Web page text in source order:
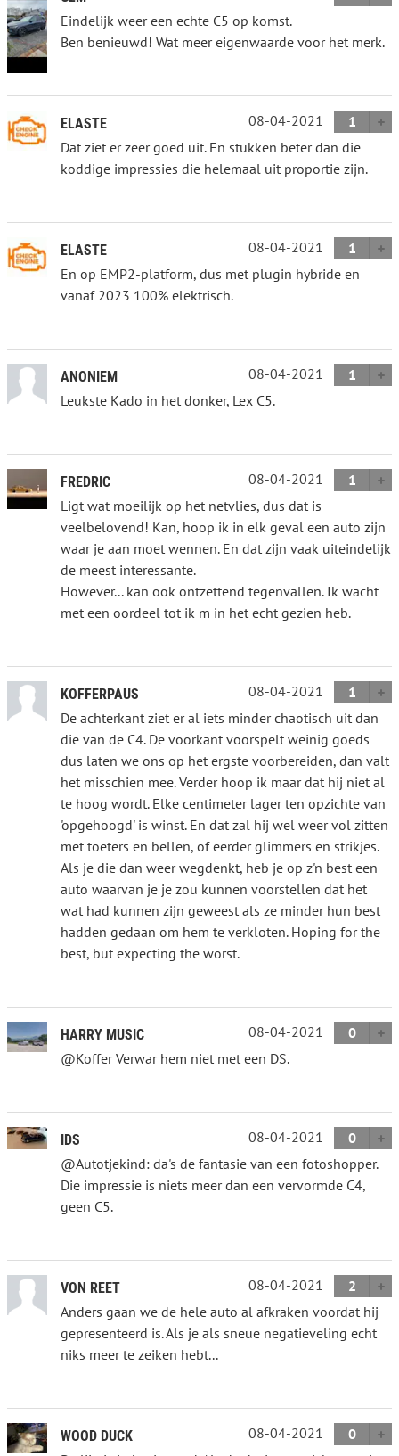
Eindelijk weer een echte C5 op komst.
Ben benieuwd! Wat meer eigenwaarde voor het merk.
ELASTE 08-04-2021
1
Dat ziet er zeer goed uit. En stukken beter dan die
koddige impressies die helemaal uit proportie zijn.
ELASTE 08-04-2021
1
En op EMP2-platform, dus met plugin hybride en
vanaf 2023 100% elektrisch.
ANONIEM 08-04-2021
1
Leukste Kado in het donker, Lex C5.
FREDRIC 08-04-2021
1
Ligt wat moeilijk op het netvlies, dus dat is
veelbelovend! Kan, hoop ik in elk geval een auto zijn
waar je aan moet wennen. En dat zijn vaak uiteindelijk
de meest interessante.
However... kan ook ontzettend tegenvallen. Ik wacht
met een oordeel tot ik m in het echt gezien heb.
KOFFERPAUS 08-04-2021
1
De achterkant ziet er al iets minder chaotisch uit dan
die van de C4. De voorkant voorspelt weinig goeds
dus laten we ons op het ergste voorbereiden, dan valt
het misschien mee. Verder hoop ik maar dat hij niet al
te hoog wordt. Elke centimeter lager ten opzichte van
'opgehoogd' is winst. En dat zal hij wel weer vol zitten
met toeters en bellen, of eerder glimmers en strikjes.
Als je die dan weer wegdenkt, heb je op z'n best een
auto waarvan je je zou kunnen voorstellen dat het
wat had kunnen zijn geweest als ze minder hun best
hadden gedaan om hem te verkloten. Hoping for the
best, but expecting the worst.
HARRY MUSIC 08-04-2021
0
@Koffer Verwar hem niet met een DS.
IDS 08-04-2021
0
@Autotjekind: da's de fantasie van een fotoshopper.
Die impressie is niets meer dan een vervormde C4,
geen C5.
VON REET 08-04-2021
2
Anders gaan we de hele auto al afkraken voordat hij
gepresenteerd is. Als je als sneue negatieveling echt
niks meer te zeiken hebt...
WOOD DUCK 08-04-2021
0